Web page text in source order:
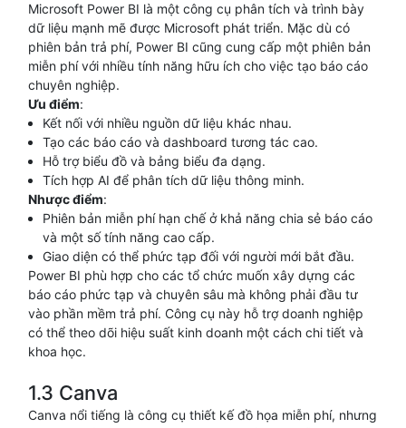
Microsoft Power BI là một công cụ phân tích và trình bày
dữ liệu mạnh mẽ được Microsoft phát triển. Mặc dù có
phiên bản trả phí, Power BI cũng cung cấp một phiên bản
miễn phí với nhiều tính năng hữu ích cho việc tạo báo cáo
chuyên nghiệp.
Ưu điểm:
Kết nối với nhiều nguồn dữ liệu khác nhau.
Tạo các báo cáo và dashboard tương tác cao.
Hỗ trợ biểu đồ và bảng biểu đa dạng.
Tích hợp AI để phân tích dữ liệu thông minh.
Nhược điểm:
Phiên bản miễn phí hạn chế ở khả năng chia sẻ báo cáo
và một số tính năng cao cấp.
Giao diện có thể phức tạp đối với người mới bắt đầu.
Power BI phù hợp cho các tổ chức muốn xây dựng các
báo cáo phức tạp và chuyên sâu mà không phải đầu tư
vào phần mềm trả phí. Công cụ này hỗ trợ doanh nghiệp
có thể theo dõi hiệu suất kinh doanh một cách chi tiết và
khoa học.
1.3 Canva
Canva nổi tiếng là công cụ thiết kế đồ họa miễn phí, nhưng